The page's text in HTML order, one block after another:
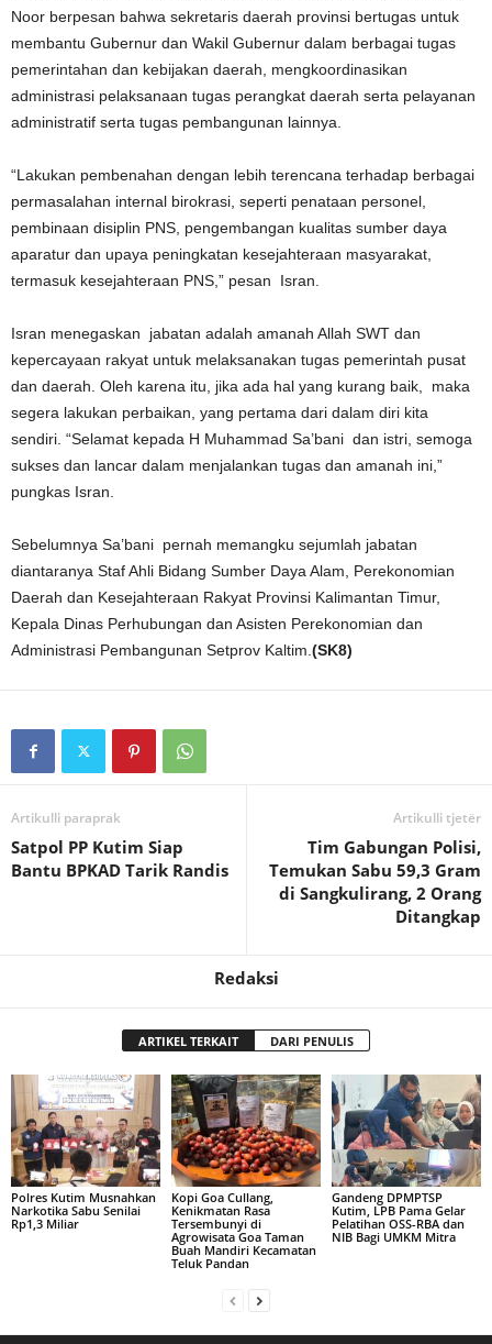
Noor berpesan bahwa sekretaris daerah provinsi bertugas untuk
membantu Gubernur dan Wakil Gubernur dalam berbagai tugas
pemerintahan dan kebijakan daerah, mengkoordinasikan
administrasi pelaksanaan tugas perangkat daerah serta pelayanan
administratif serta tugas pembangunan lainnya.
“Lakukan pembenahan dengan lebih terencana terhadap berbagai
permasalahan internal birokrasi, seperti penataan personel,
pembinaan disiplin PNS, pengembangan kualitas sumber daya
aparatur dan upaya peningkatan kesejahteraan masyarakat,
termasuk kesejahteraan PNS,” pesan Isran.
Isran menegaskan jabatan adalah amanah Allah SWT dan
kepercayaan rakyat untuk melaksanakan tugas pemerintah pusat
dan daerah. Oleh karena itu, jika ada hal yang kurang baik, maka
segera lakukan perbaikan, yang pertama dari dalam diri kita
sendiri. “Selamat kepada H Muhammad Sa’bani dan istri, semoga
sukses dan lancar dalam menjalankan tugas dan amanah ini,”
pungkas Isran.
Sebelumnya Sa’bani pernah memangku sejumlah jabatan
diantaranya Staf Ahli Bidang Sumber Daya Alam, Perekonomian
Daerah dan Kesejahteraan Rakyat Provinsi Kalimantan Timur,
Kepala Dinas Perhubungan dan Asisten Perekonomian dan
Administrasi Pembangunan Setprov Kaltim. (SK8)
Artikulli paraprak
Satpol PP Kutim Siap
Bantu BPKAD Tarik Randis
Artikulli tjetër
Tim Gabungan Polisi,
Temukan Sabu 59,3 Gram
di Sangkulirang, 2 Orang
Ditangkap
Redaksi
ARTIKEL TERKAIT DARI PENULIS
Polres Kutim Musnahkan
Narkotika Sabu Senilai
Rp1,3 Miliar
Kopi Goa Cullang,
Kenikmatan Rasa
Tersembunyi di
Agrowisata Goa Taman
Buah Mandiri Kecamatan
Teluk Pandan
Gandeng DPMPTSP
Kutim, LPB Pama Gelar
Pelatihan OSS-RBA dan
NIB Bagi UMKM Mitra